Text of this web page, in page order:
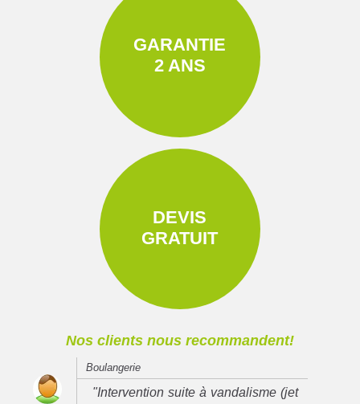
GARANTIE
2 ANS
DEVIS
GRATUIT
Nos clients nous recommandent!
Boulangerie
"Intervention suite à vandalisme (jet